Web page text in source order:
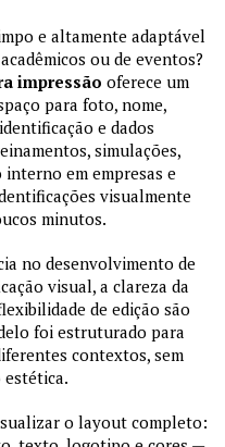
e altamente adaptável
ou de eventos?
impressão oferece um
para foto, nome,
e dados
simulações,
em empresas e
visualmente
minutos.
no desenvolvimento de
visual, a clareza da
de edição são
foi estruturado para
contextos, sem
estética.
o layout completo: